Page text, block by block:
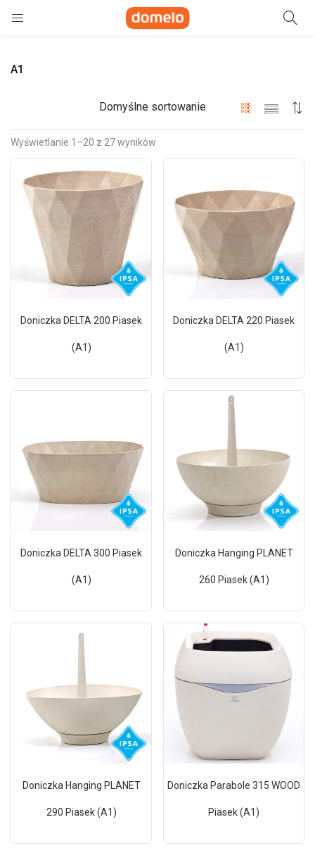
Szukaj
A1
Wyświetlanie 1–20 z 27 wyników
Domyślne sortowanie
Doniczka DELTA 200 Piasek
(A1)
Doniczka DELTA 220 Piasek
(A1)
Doniczka DELTA 300 Piasek
(A1)
Doniczka Hanging PLANET
260 Piasek (A1)
Doniczka Hanging PLANET
290 Piasek (A1)
Doniczka Parabole 315 WOOD
Piasek (A1)